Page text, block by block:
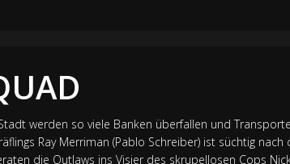
werden so viele Banken überfallen und
Ray Merriman (Pablo Schreiber) ist süchtig
die Outlaws ins Visier des skrupellosen Cops